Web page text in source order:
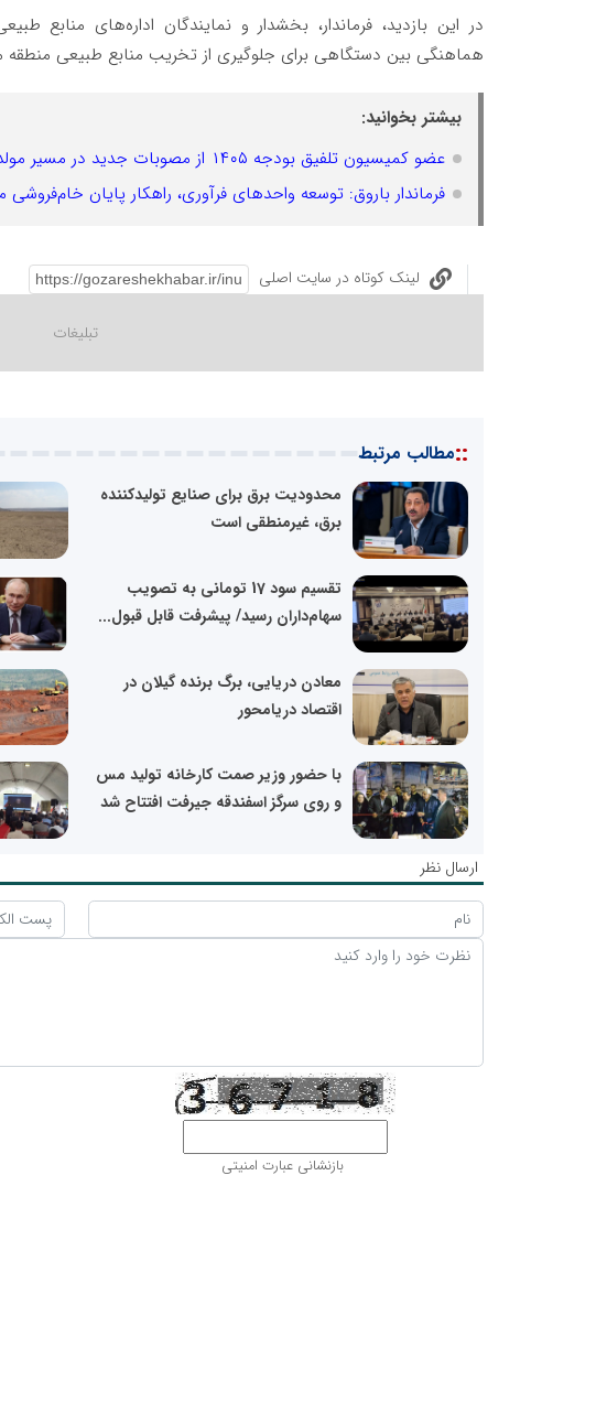
در این بازدید، فرماندار، بخشدار و نمایندگان اداره‌های
هماهنگی بین‌ دستگاهی برای جلوگیری از تخریب منابع طبیعی منطقه
بیشتر بخوانید:
عضو کمیسیون تلفیق بودجه ۱۴۰۵ از مصوبات جدید در مسیر مولدسازی و تسهیل اکتشافات معدنی خبر داد
فرماندار باروق: توسعه واحدهای فرآوری، راهکار پایان
لینک کوتاه در سایت اصلی
::مطالب مرتبط
محدودیت برق برای صنایع تولیدکننده
برق، غیرمنطقی است
تقسیم سود 17 تومانی به تصویب
سهام‌داران رسید/ پیشرفت قابل قبول...
معادن دریایی، برگ برنده گیلان در
اقتصاد دریا‌محور
با حضور وزیر صمت کارخانه تولید مس
و روی سرگز اسفندقه جیرفت افتتاح شد
ارسال نظر
بازنشانی عبارت امنیتی